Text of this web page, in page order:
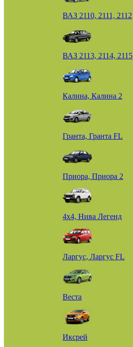
ВАЗ 2110, 2111, 2112
ВАЗ 2113, 2114, 2115
Калина, Калина 2
Гранта, Гранта FL
Приора, Приора 2
4х4, Нива Легенд
Ларгус, Ларгус FL
Веста
Иксрей